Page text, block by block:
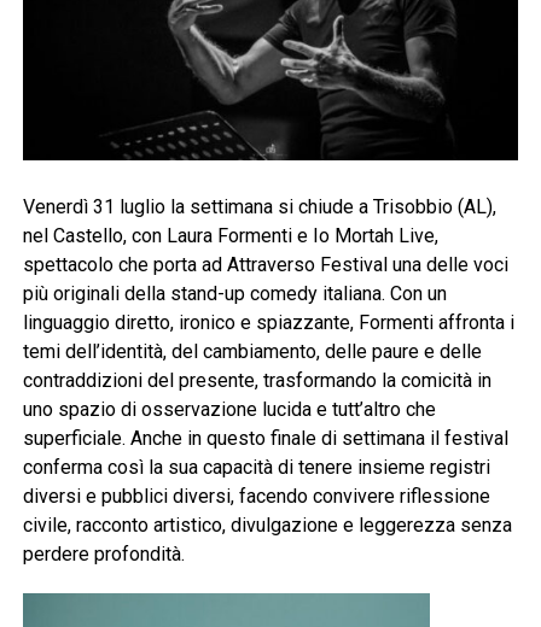
Venerdì 31 luglio la settimana si chiude a Trisobbio (AL),
nel Castello, con Laura Formenti e Io Mortah Live,
spettacolo che porta ad Attraverso Festival una delle voci
più originali della stand-up comedy italiana. Con un
linguaggio diretto, ironico e spiazzante, Formenti affronta i
temi dell’identità, del cambiamento, delle paure e delle
contraddizioni del presente, trasformando la comicità in
uno spazio di osservazione lucida e tutt’altro che
superficiale. Anche in questo finale di settimana il festival
conferma così la sua capacità di tenere insieme registri
diversi e pubblici diversi, facendo convivere riflessione
civile, racconto artistico, divulgazione e leggerezza senza
perdere profondità.